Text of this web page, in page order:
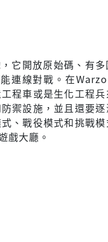
它開放原始碼、有
連線對戰。在
程車或是生化工程
禦設施，並且還要
、戰役模式和挑戰
戲大廳。